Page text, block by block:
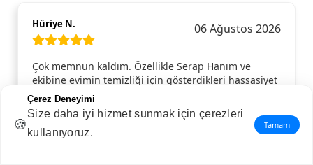
Hüriye N. 06 Ağustos 2026
Çok memnun kaldım. Özellikle Serap Hanım ve
ekibine evimin temizliği için gösterdikleri hassasiyet
ve detay için ayrıca teşekkür ederim.
🍪
Çerez Deneyimi
Size daha iyi hizmet sunmak için çerezleri
kullanıyoruz.
Tamam